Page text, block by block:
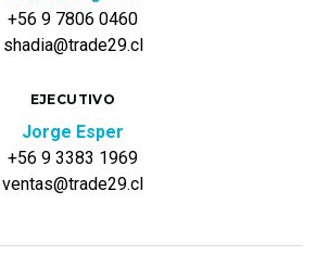
+56 9 7806 0460
shadia@trade29.cl
EJECUTIVO
Jorge Esper
+56 9 3383 1969
ventas@trade29.cl